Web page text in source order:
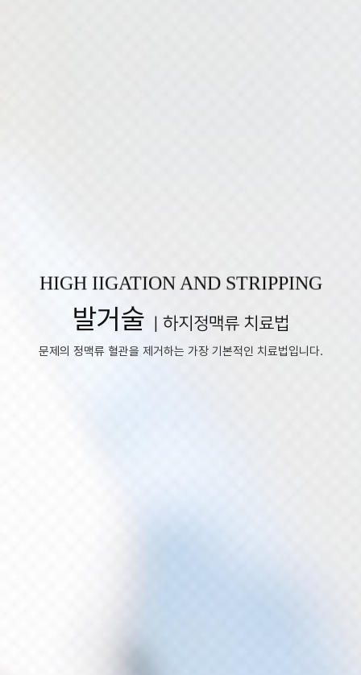
HIGH IIGATION AND STRIPPING
발거술 | 하지정맥류 치료법
문제의 정맥류 혈관을 제거하는 가장 기본적인 치료법입니다.